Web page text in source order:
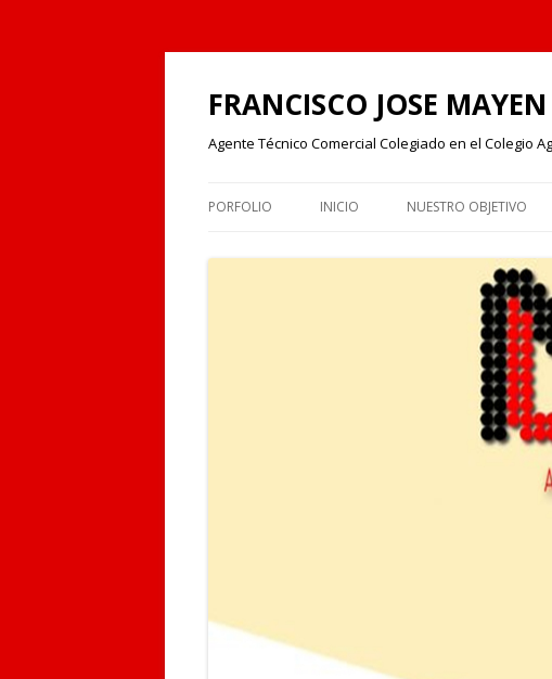
FRANCISCO JOSE
Agente Técnico Comercial Colegiado en el Colegio
PORFOLIO INICIO NUESTRO OBJETIVO